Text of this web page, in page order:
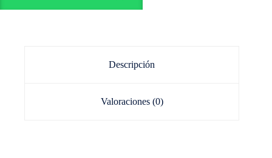
Descripción
Valoraciones (0)